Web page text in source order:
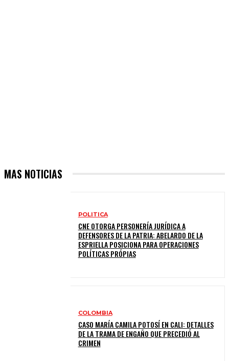
MAS NOTICIAS
POLITICA
CNE OTORGA PERSONERÍA JURÍDICA A
DEFENSORES DE LA PATRIA: ABELARDO DE LA
ESPRIELLA POSICIONA PARA OPERACIONES
POLÍTICAS PRÓPIAS
COLOMBIA
CASO MARÍA CAMILA POTOSÍ EN CALI: DETALLES
DE LA TRAMA DE ENGAÑO QUE PRECEDIÓ AL
CRIMEN